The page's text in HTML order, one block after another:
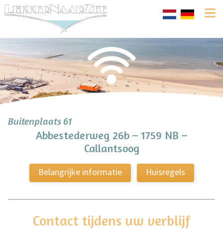
Buitenplaats 61
Abbestederweg 26b – 1759 NB –
Callantsoog
Belangrijke informatie Huisregels
Contact tijdens uw verblijf